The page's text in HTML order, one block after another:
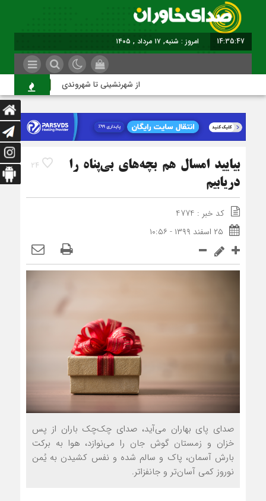
14:35:47 امروز : شنبه, ۱۷ مرداد , ۱۴۰۵
از شهرنشینی تا شهروندی
24
بیایید امسال هم بچه‌های بی‌پناه را
دریابیم
کد خبر : 4774
۲۵ اسفند ۱۳۹۹ - ۱۰:۵۶
صدای پای بهاران می‌آید، صدای چک‌چک باران از پس
خزان و زمستان گوش جان را می‌نوازد، هوا به برکت
بارش آسمان، پاک و سالم شده و نفس کشیدن به یُمن
نوروز کمی آسان‌تر و جانفزاتر.